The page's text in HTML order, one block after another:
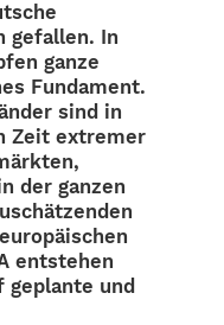
gefal­len. In
ganze
Funda­ment.
sind in
Zeit extre­mer
der ganzen
entste­hen
geplante und